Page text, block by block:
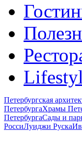
Петербургская
ПетербургаХрамы
ПетербургаСады и
РоссиЛуиджи Руска